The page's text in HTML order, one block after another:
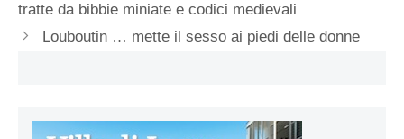
tratte da bibbie miniate e codici medievali
Louboutin … mette il sesso ai piedi delle donne